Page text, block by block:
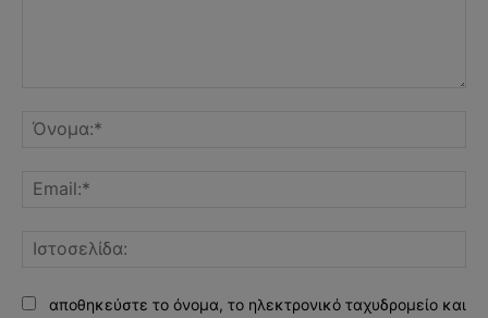
αποθηκεύστε το όνομα, το ηλεκτρονικό ταχυδρομείο και